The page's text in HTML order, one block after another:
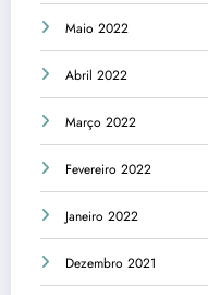
Maio 2022
Abril 2022
Março 2022
Fevereiro 2022
Janeiro 2022
Dezembro 2021